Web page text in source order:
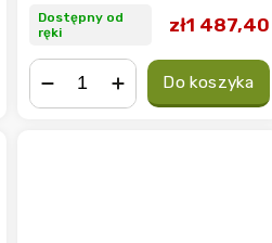
Dostępny od
ręki
zł1 487,40
Do koszyka